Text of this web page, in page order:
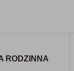
RODZINNA